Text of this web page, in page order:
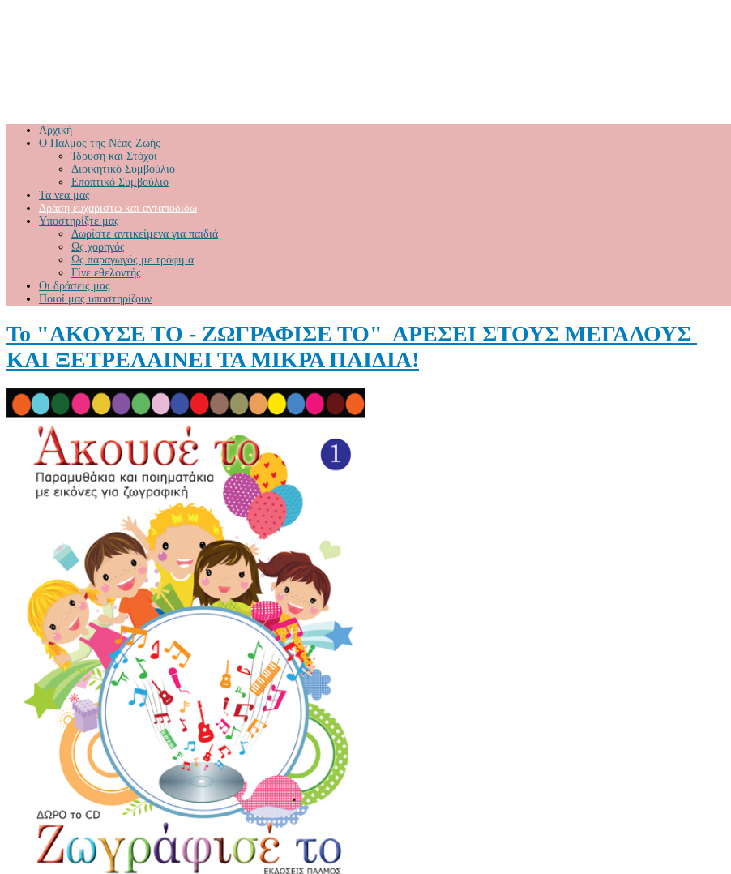
Αρχική
Ο Παλμός της Νέας Ζωής
Ίδρυση και Στόχοι
Διοικητικό Συμβούλιο
Εποπτικό Συμβούλιο
Τα νέα μας
Δράση ευχαριστώ και ανταποδίδω
Υποστηρίξτε μας
Δωρίστε αντικείμενα για παιδιά
Ως χορηγός
Ως παραγωγός με τρόφιμα
Γίνε εθελοντής
Οι δράσεις μας
Ποιοί μας υποστηρίζουν
Το "ΑΚΟΥΣΕ ΤΟ - ΖΩΓΡΑΦΙΣΕ ΤΟ" ΑΡΕΣΕΙ ΣΤΟΥΣ ΜΕΓΑΛΟΥΣ
ΚΑΙ ΞΕΤΡΕΛΑΙΝΕΙ ΤΑ ΜΙΚΡΑ ΠΑΙΔΙΑ!